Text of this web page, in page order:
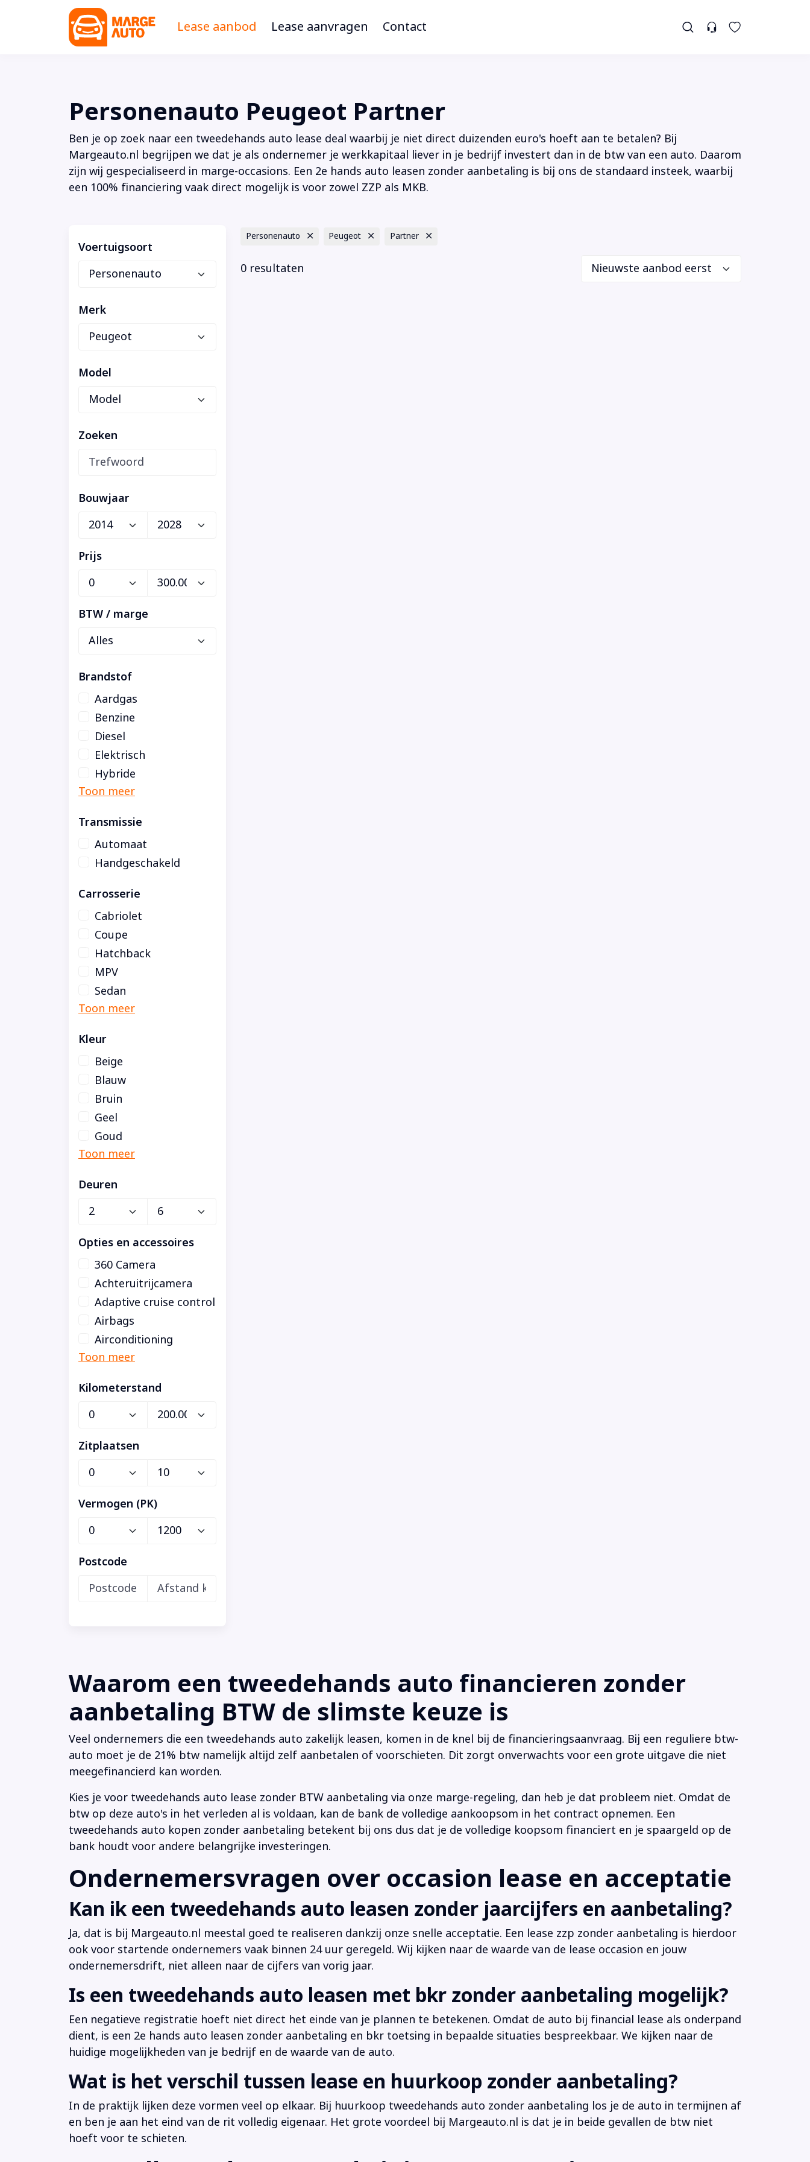
Lease aanbod Lease aanvragen Contact
Personenauto Peugeot Partner
Ben je op zoek naar een tweedehands auto lease deal waarbij je niet direct duizenden euro's hoeft aan te betalen? Bij
Margeauto.nl begrijpen we dat je als ondernemer je werkkapitaal liever in je bedrijf investert dan in de btw van een auto. Daarom
zijn wij gespecialiseerd in marge-occasions. Een 2e hands auto leasen zonder aanbetaling is bij ons de standaard insteek, waarbij
een 100% financiering vaak direct mogelijk is voor zowel ZZP als MKB.
Voertuigsoort
Merk
Model
Zoeken
Bouwjaar
Prijs
BTW / marge
Brandstof
Aardgas
Benzine
Diesel
Elektrisch
Hybride
Transmissie
Automaat
Handgeschakeld
Carrosserie
Cabriolet
Coupe
Hatchback
MPV
Sedan
Kleur
Beige
Blauw
Bruin
Geel
Goud
Deuren
Opties en accessoires
360 Camera
Achteruitrijcamera
Adaptive cruise control
Airbags
Airconditioning
Kilometerstand
Zitplaatsen
Vermogen (PK)
Postcode
Personenauto Peugeot Partner
0 resultaten
Waarom een tweedehands auto financieren zonder
aanbetaling BTW de slimste keuze is
Veel ondernemers die een tweedehands auto zakelijk leasen, komen in de knel bij de financieringsaanvraag. Bij een reguliere btw-
auto moet je de 21% btw namelijk altijd zelf aanbetalen of voorschieten. Dit zorgt onverwachts voor een grote uitgave die niet
meegefinancierd kan worden.
Kies je voor tweedehands auto lease zonder BTW aanbetaling via onze marge-regeling, dan heb je dat probleem niet. Omdat de
btw op deze auto's in het verleden al is voldaan, kan de bank de volledige aankoopsom in het contract opnemen. Een
tweedehands auto kopen zonder aanbetaling betekent bij ons dus dat je de volledige koopsom financiert en je spaargeld op de
bank houdt voor andere belangrijke investeringen.
Ondernemersvragen over occasion lease en acceptatie
Kan ik een tweedehands auto leasen zonder jaarcijfers en aanbetaling?
Ja, dat is bij Margeauto.nl meestal goed te realiseren dankzij onze snelle acceptatie. Een lease zzp zonder aanbetaling is hierdoor
ook voor startende ondernemers vaak binnen 24 uur geregeld. Wij kijken naar de waarde van de lease occasion en jouw
ondernemersdrift, niet alleen naar de cijfers van vorig jaar.
Is een tweedehands auto leasen met bkr zonder aanbetaling mogelijk?
Een negatieve registratie hoeft niet direct het einde van je plannen te betekenen. Omdat de auto bij financial lease als onderpand
dient, is een 2e hands auto leasen zonder aanbetaling en bkr toetsing in bepaalde situaties bespreekbaar. We kijken naar de
huidige mogelijkheden van je bedrijf en de waarde van de auto.
Wat is het verschil tussen lease en huurkoop zonder aanbetaling?
In de praktijk lijken deze vormen veel op elkaar. Bij huurkoop tweedehands auto zonder aanbetaling los je de auto in termijnen af
en ben je aan het eind van de rit volledig eigenaar. Het grote voordeel bij Margeauto.nl is dat je in beide gevallen de btw niet
hoeft voor te schieten.